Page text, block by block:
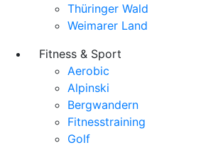
Thüringer Wald
Weimarer Land
Fitness & Sport
Aerobic
Alpinski
Bergwandern
Fitnesstraining
Golf